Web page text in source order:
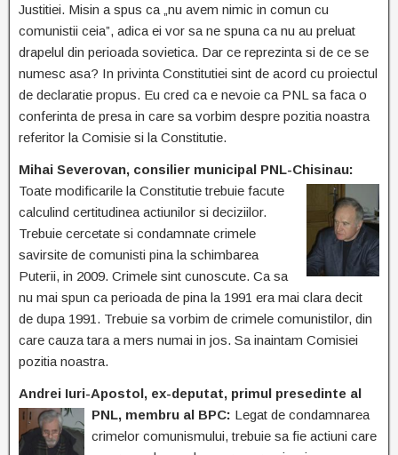
Justitiei. Misin a spus ca „nu avem nimic in comun cu
comunistii ceia”, adica ei vor sa ne spuna ca nu au preluat
drapelul din perioada sovietica. Dar ce reprezinta si de ce se
numesc asa? In privinta Constitutiei sint de acord cu proiectul
de declaratie propus. Eu cred ca e nevoie ca PNL sa faca o
conferinta de presa in care sa vorbim despre pozitia noastra
referitor la Comisie si la Constitutie.
Mihai Severovan, consilier municipal PNL-Chisinau:
Toate modificarile la Constitutie trebuie facute
calculind certitudinea actiunilor si deciziilor.
Trebuie cercetate si condamnate crimele
savirsite de comunisti pina la schimbarea
Puterii, in 2009. Crimele sint cunoscute. Ca sa
nu mai spun ca perioada de pina la 1991 era mai clara decit
de dupa 1991. Trebuie sa vorbim de crimele comunistilor, din
care cauza tara a mers numai in jos. Sa inaintam Comisiei
pozitia noastra.
Andrei Iuri-Apostol, ex-deputat, primul presedinte al
PNL, membru al BPC: Legat de condamnarea
crimelor comunismului, trebuie sa fie actiuni care